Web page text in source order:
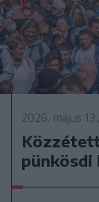
2026. május
pünkösdi